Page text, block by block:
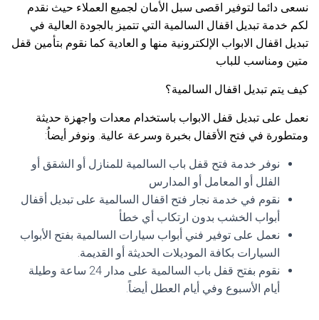
نسعى دائما لتوفير اقصى سبل الأمان لجميع العملاء حيث نقدم
لكم خدمة تبديل اقفال السالمية التي تتميز بالجودة العالية في
تبديل اقفال الابواب الإلكترونية منها و العادية كما نقوم بتأمين قفل
متين ومناسب للباب
كيف يتم تبديل اقفال السالمية؟
نعمل على تبديل قفل الابواب باستخدام معدات واجهزة حديثة
ومتطورة في فتح الأقفال بخبرة وسرعة عالية. ونوفر أيضاُ:
نوفر خدمة فتح قفل باب السالمية للمنازل أو الشقق أو
الفلل أو المعامل أو المدارس
نقوم في خدمة نجار فتح اقفال السالمية على تبديل أقفال
أبواب الخشب بدون ارتكاب أي خطأ
نعمل على توفير فني أبواب سيارات السالمية بفتح الأبواب
السيارات بكافة الموديلات الحديثة أو القديمة.
نقوم بفتح قفل باب السالمية على مدار 24 ساعة وطيلة
أيام الأسبوع وفي أيام العطل أيضاً.